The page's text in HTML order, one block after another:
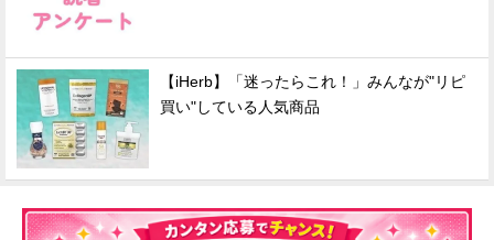
【iHerb】「迷ったらこれ！」みんなが"リピ
買い"している人気商品